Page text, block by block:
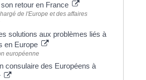
retour en France
de l'Europe et des affaires
solutions aux problèmes liés à
en Europe
européenne
consulaire des Européens à